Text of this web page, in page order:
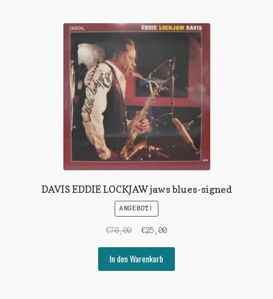
DAVIS EDDIE LOCKJAW jaws blues-signed
ANGEBOT!
€70,00
Ursprünglicher
war:
€70,00
€25,00Aktueller
€25,00.
In den Warenkorb